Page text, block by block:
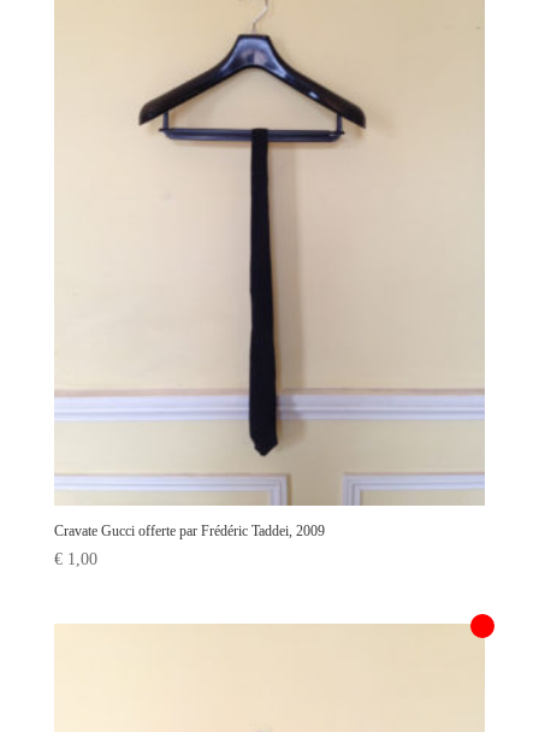
Cravate Gucci offerte par Frédéric Taddei, 2009
€1,00